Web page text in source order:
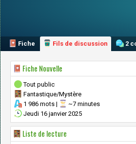
Fiche Fils de discussion 2
Fiche Nouvelle
Tout public
Fantastique/Mystère
1 986 mots |
~7 minutes
Jeudi 16 janvier 2025
Liste de lecture